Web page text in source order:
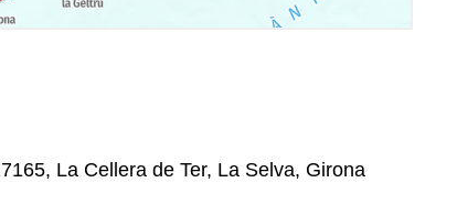
La Cellera de Ter, La Selva, Girona